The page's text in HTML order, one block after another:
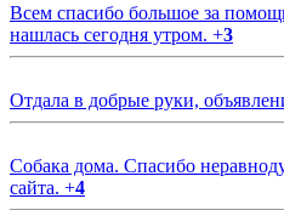
Всем спасибо большое за
нашлась сегодня утром. +3
Отдала в добрые руки,
Собака дома. Спасибо
сайта. +4